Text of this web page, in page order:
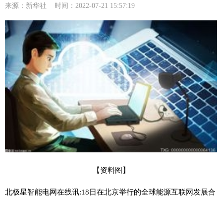
来源：新华社 时间：2022-07-21 15:57:19
【资料图】
北极星智能电网在线讯:18日在北京举行的全球能源互联网发展合